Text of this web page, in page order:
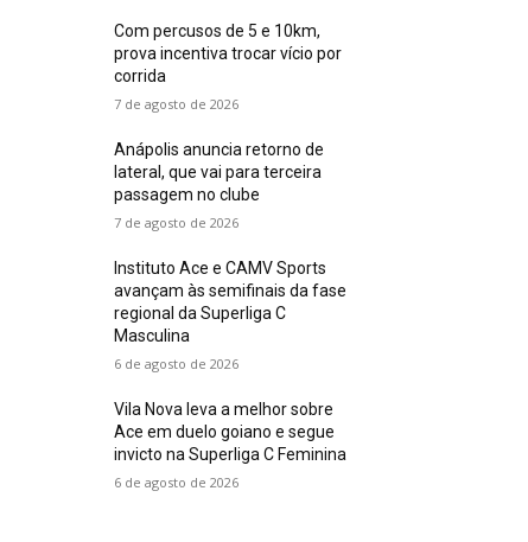
Com percusos de 5 e 10km,
prova incentiva trocar vício por
corrida
7 de agosto de 2026
Anápolis anuncia retorno de
lateral, que vai para terceira
passagem no clube
7 de agosto de 2026
Instituto Ace e CAMV Sports
avançam às semifinais da fase
regional da Superliga C
Masculina
6 de agosto de 2026
Vila Nova leva a melhor sobre
Ace em duelo goiano e segue
invicto na Superliga C Feminina
6 de agosto de 2026